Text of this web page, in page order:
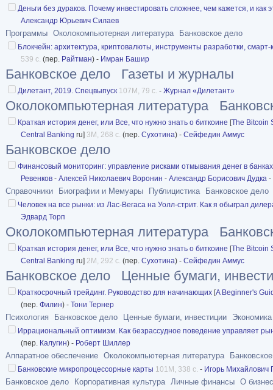
Деньги без дураков. Почему инвестировать сложнее, чем кажется, и как
Александр Юрьевич Силаев
Программы Околокомпьютерная литература Банковское дело
Блокчейн: архитектура, криптовалюты, инструменты разработки, смарт-
539 с. (пер. Райтман) - Имран Башир
Банковское дело Газеты и журналы
Дилетант, 2019. Спецвыпуск 107M, 79 с. - Журнал «Дилетант»
Околокомпьютерная литература
Краткая история денег, или Все, что нужно знать о биткоине [The Bitcoin
Central Banking ru] 3M, 268 с. (пер. Сухотина) - Сейфедин Аммус
Банковское дело
Финансовый мониторинг: управление рисками отмывания денег в банках
Ревенков - Алексей Николаевич Воронин - Александр Борисович Дудка -
Справочники Биографии и Мемуары Публицистика Банковское дело
Человек на все рынки: из Лас-Вегаса на Уолл-стрит. Как я обыграл
Эдвард Торп
Околокомпьютерная литература
Краткая история денег, или Все, что нужно знать о биткоине [The Bitcoin
Central Banking ru] 2M, 292 с. (пер. Сухотина) - Сейфедин Аммус
Банковское дело Ценные бумаги,
Краткосрочный трейдинг. Руководство для начинающих [A Beginner's
(пер. Филин) - Тони Тернер
Психология Банковское дело Ценные бумаги, инвестиции Экономика
Иррациональный оптимизм. Как безрассудное поведение управляет
(пер. Калугин) - Роберт Шиллер
Аппаратное обеспечение Околокомпьютерная литература
Банковские микропроцессорные карты 101M, 338 с. - Игорь Михайлович
Банковское дело Корпоративная культура Личные финансы О